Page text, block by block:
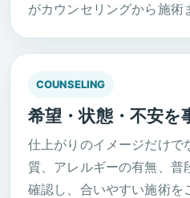
がカウンセリングから施術
COUNSELING
希望・状態・不安を
仕上がりのイメージだけで
質、アレルギーの有無、普
確認し、合いやすい施術を